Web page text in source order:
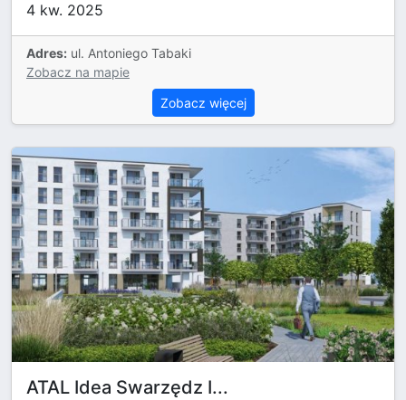
4 kw. 2025
Adres: ul. Antoniego Tabaki
Zobacz na mapie
Zobacz więcej
ATAL Idea Swarzędz I...